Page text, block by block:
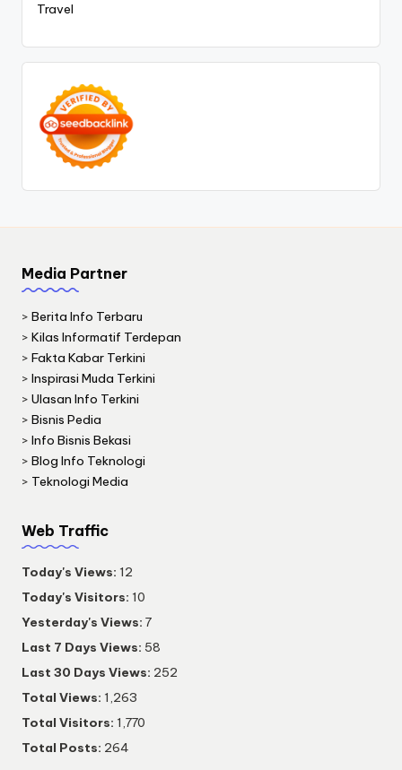
Travel
Media Partner
> Berita Info Terbaru
> Kilas Informatif Terdepan
> Fakta Kabar Terkini
> Inspirasi Muda Terkini
> Ulasan Info Terkini
> Bisnis Pedia
> Info Bisnis Bekasi
> Blog Info Teknologi
> Teknologi Media
Web Traffic
Today's Views: 12
Today's Visitors: 10
Yesterday's Views: 7
Last 7 Days Views: 58
Last 30 Days Views: 252
Total Views: 1,263
Total Visitors: 1,770
Total Posts: 264